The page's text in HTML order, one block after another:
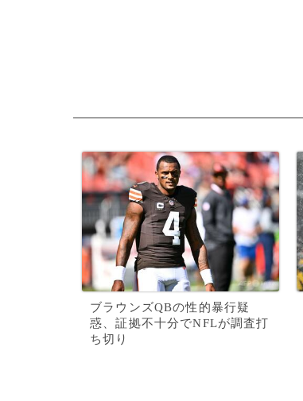
ブラウンズQBの性的暴行疑
惑、証拠不十分でNFLが調査打
ち切り